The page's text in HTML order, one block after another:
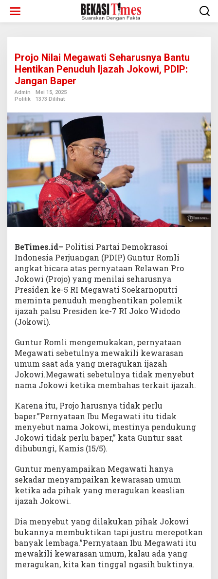
konten
Projo Nilai Megawati Seharusnya Bantu
Hentikan Penuduh Ijazah Jokowi, PDIP:
Jangan Baper
Admin
Mei 15, 2025
Politik
1373 Dilihat
BeTimes.id– Politisi Partai Demokrasoi
Indonesia Perjuangan (PDIP) Guntur Romli
angkat bicara atas pernyataan Relawan Pro
Jokowi (Projo) yang menilai seharusnya
Presiden ke-5 RI Megawati Soekarnoputri
meminta penuduh menghentikan polemik
ijazah palsu Presiden ke-7 RI Joko Widodo
(Jokowi).
Guntur Romli mengemukakan, pernyataan
Megawati sebetulnya mewakili kewarasan
umum saat ada yang meragukan ijazah
Jokowi.Megawati sebetulnya tidak menyebut
nama Jokowi ketika membahas terkait ijazah.
Karena itu, Projo harusnya tidak perlu
baper.”Pernyataan Ibu Megawati itu tidak
menyebut nama Jokowi, mestinya pendukung
Jokowi tidak perlu baper,” kata Guntur saat
dihubungi, Kamis (15/5).
Guntur menyampaikan Megawati hanya
sekadar menyampaikan kewarasan umum
ketika ada pihak yang meragukan keaslian
ijazah Jokowi.
Dia menyebut yang dilakukan pihak Jokowi
bukannya membuktikan tapi justru merepotkan
banyak lembaga.”Pernyataan Ibu Megawati itu
mewakili kewarasan umum, kalau ada yang
meragukan, kita kan tinggal ngasih buktinya.